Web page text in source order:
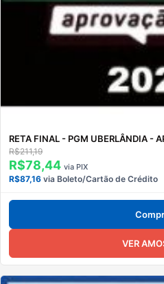
RETA FINAL - PGM UBERLÂNDIA -
R$211,19
R$78,44 via PIX
R$87,16 via Boleto/Cartão de Crédito
VER